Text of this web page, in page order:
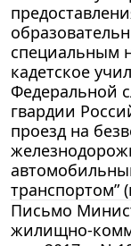
специальным
кадетское
Федеральной
гвардии
проезд на
транспортом”
Письмо
жилищно-